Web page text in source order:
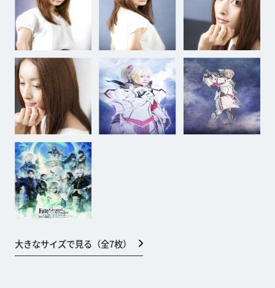
大きなサイズで見る（全7枚）